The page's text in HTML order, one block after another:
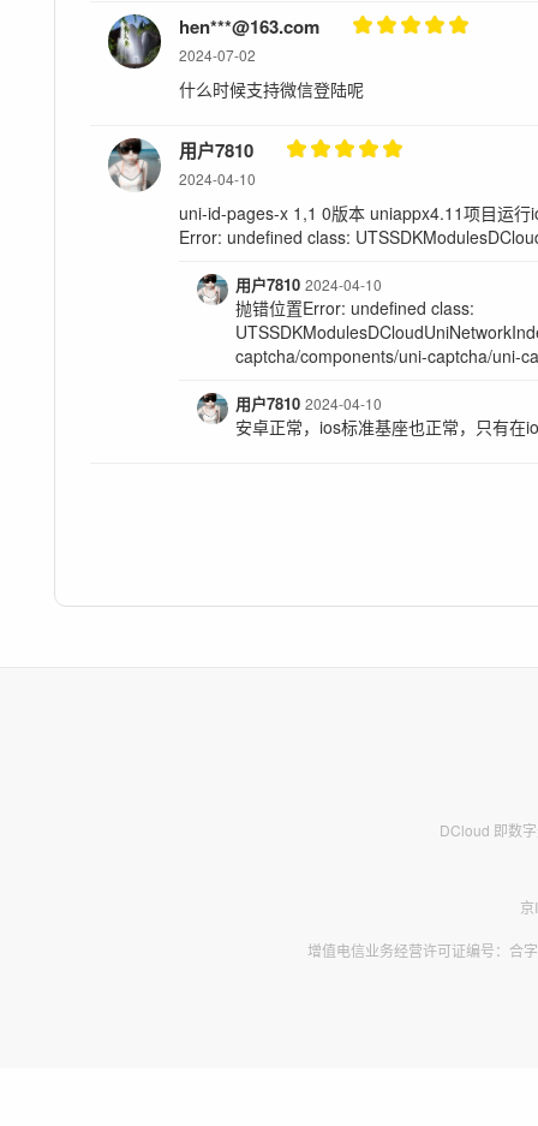
hen***@163.com
2024-07-02
什么时候支持微信登陆呢
用户7810
2024-04-10
uni-id-pages-x 1,1 0版本 uniappx4.11项目运
Error: undefined class:
用户78102024-04-10
抛错位置Error: undefined class:
captcha/components/uni-captcha/uni-
用户78102024-04-10
安卓正常，ios标准基座也正常，只有在
DCloud 即数
增值电信业务经营许可证编号：合